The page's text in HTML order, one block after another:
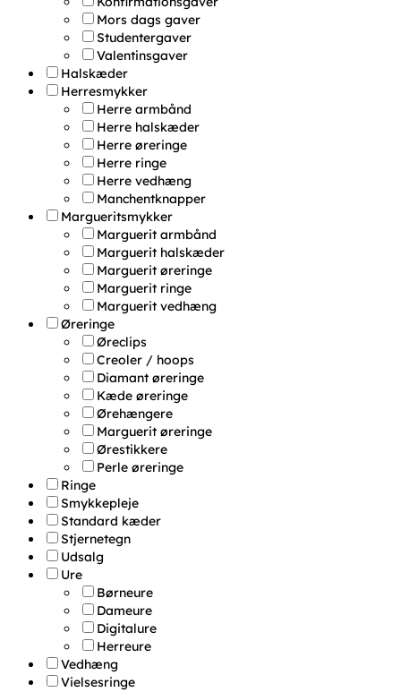
Mors dags gaver
Studentergaver
Valentinsgaver
Halskæder
Herresmykker
Herre armbånd
Herre halskæder
Herre øreringe
Herre ringe
Herre vedhæng
Manchentknapper
Margueritsmykker
Marguerit armbånd
Marguerit halskæder
Marguerit øreringe
Marguerit ringe
Marguerit vedhæng
Øreringe
Øreclips
Creoler / hoops
Diamant øreringe
Kæde øreringe
Ørehængere
Marguerit øreringe
Ørestikkere
Perle øreringe
Ringe
Smykkepleje
Standard kæder
Stjernetegn
Udsalg
Ure
Børneure
Dameure
Digitalure
Herreure
Vedhæng
Vielsesringe